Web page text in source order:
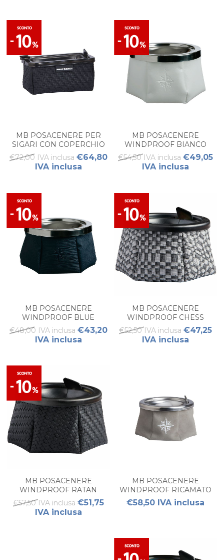
MB POSACENERE PER
SIGARI CON COPERCHIO
ANTIVENTO – RATTAN
NERO (1 PZ)
€72,00 IVA inclusa €64,80
IVA inclusa
MB POSACENERE
WINDPROOF BIANCO
€54,50 IVA inclusa €49,05
IVA inclusa
MB POSACENERE
WINDPROOF BLUE
€48,00 IVA inclusa €43,20
IVA inclusa
MB POSACENERE
WINDPROOF CHESS
GRIGIO
€52,50 IVA inclusa €47,25
IVA inclusa
MB POSACENERE
WINDPROOF RATAN
BLACK
€57,50 IVA inclusa €51,75
IVA inclusa
MB POSACENERE
WINDPROOF RICAMATO
GREY
€58,50 IVA inclusa